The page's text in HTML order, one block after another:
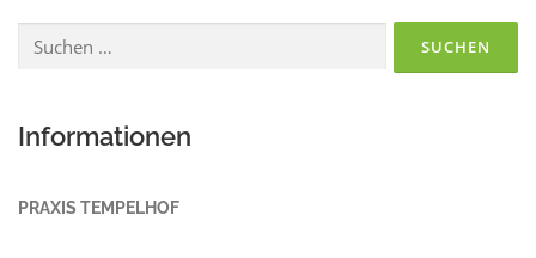
nach:
Informationen
PRAXIS TEMPELHOF